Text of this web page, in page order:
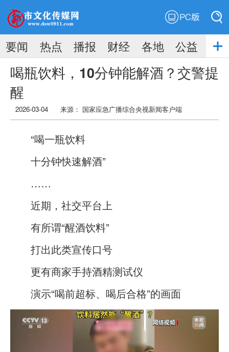
搜索
搜索
要闻 热点 播报 财经 各地 公益
喝瓶饮料，10分钟能解酒？交警提
醒
2026-03-04 来源： 国家应急广播综合央视新闻客户端
“喝一瓶饮料
十分钟快速解酒”
……
近期，社交平台上
有所谓“醒酒饮料”
打出此类宣传口号
更有商家手持酒精测试仪
演示“喝前超标、喝后合格”的画面